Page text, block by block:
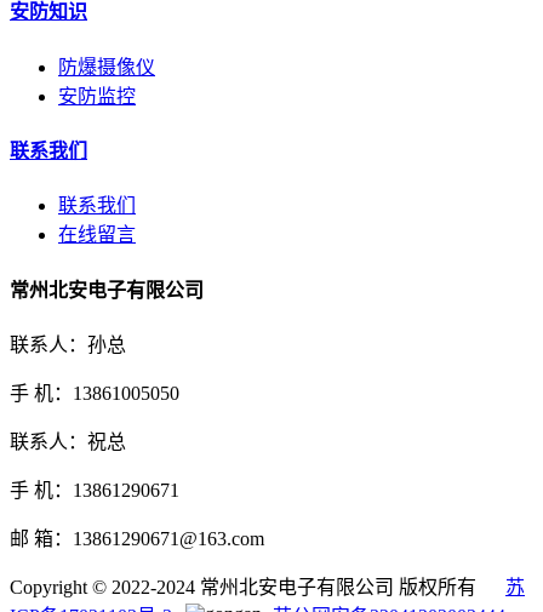
安防知识
防爆摄像仪
安防监控
联系我们
联系我们
在线留言
常州北安电子有限公司
联系人：孙总
手 机：13861005050
联系人：祝总
手 机：13861290671
邮 箱：13861290671@163.com
Copyright © 2022-2024 常州北安电子有限公司 版权所有 苏